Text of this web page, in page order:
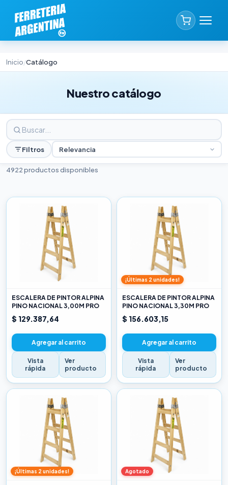
Inicio/Catálogo
Nuestro catálogo
Filtros Relevancia
4922 productos disponibles
ESCALERA DE PINTOR ALPINA
PINO NACIONAL 3,00M PRO
$ 129.387,64
Agregar al carrito
Vista
rápida
Ver
producto
¡Últimas 2 unidades!
ESCALERA DE PINTOR ALPINA
PINO NACIONAL 3,30M PRO
$ 156.603,15
Agregar al carrito
Vista
rápida
Ver
producto
¡Últimas 2 unidades! Agotado